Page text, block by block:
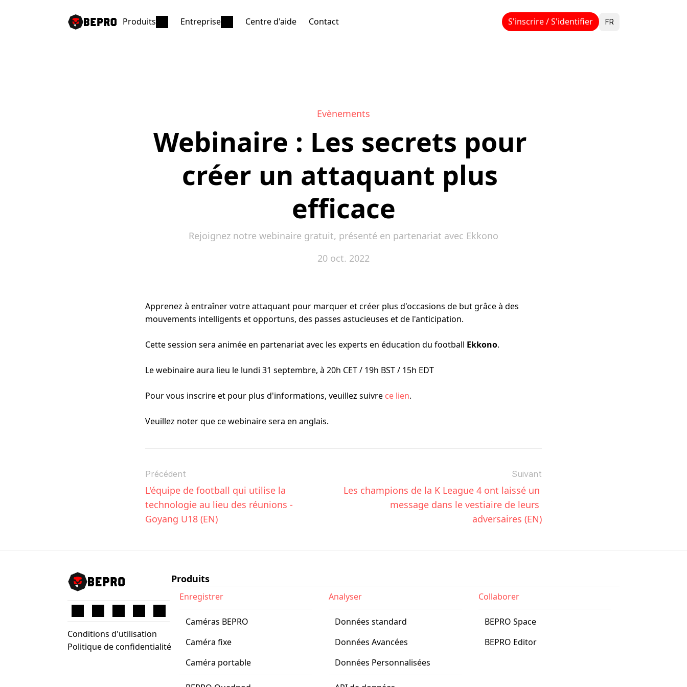
Produits Entreprise Centre d'aide Contact S'inscrire / S'identifier FR
Evènements
Webinaire : Les secrets pour
créer un attaquant plus
efficace
Rejoignez notre webinaire gratuit, présenté en partenariat avec Ekkono
20 oct. 2022
Apprenez à entraîner votre attaquant pour marquer et créer plus d'occasions de but grâce à des
mouvements intelligents et opportuns, des passes astucieuses et de l'anticipation.
Cette session sera animée en partenariat avec les experts en éducation du football Ekkono.
Le webinaire aura lieu le lundi 31 septembre, à 20h CET / 19h BST / 15h EDT
Pour vous inscrire et pour plus d'informations, veuillez suivre ce lien.
Veuillez noter que ce webinaire sera en anglais.
Précédent
L'équipe de football qui utilise la
technologie au lieu des réunions -
Goyang U18 (EN)
Suivant
Les champions de la K League 4 ont laissé un
message dans le vestiaire de leurs
adversaires (EN)
Conditions d'utilisation
Politique de confidentialité
Produits
Enregistrer
Caméras BEPRO
Caméra fixe
Caméra portable
Analyser
Données standard
Données Avancées
Données Personnalisées
Collaborer
BEPRO Space
BEPRO Editor